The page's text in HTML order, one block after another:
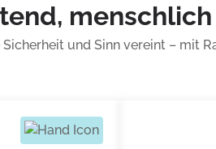
und Sinn vereint – mit